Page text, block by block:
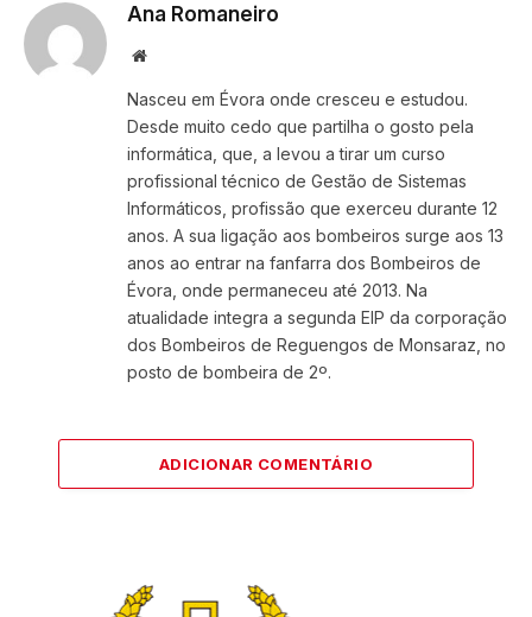
Ana Romaneiro
Website
Nasceu em Évora onde cresceu e estudou.
Desde muito cedo que partilha o gosto pela
informática, que, a levou a tirar um curso
profissional técnico de Gestão de Sistemas
Informáticos, profissão que exerceu durante 12
anos. A sua ligação aos bombeiros surge aos 13
anos ao entrar na fanfarra dos Bombeiros de
Évora, onde permaneceu até 2013. Na
atualidade integra a segunda EIP da corporação
dos Bombeiros de Reguengos de Monsaraz, no
posto de bombeira de 2º.
ADICIONAR COMENTÁRIO